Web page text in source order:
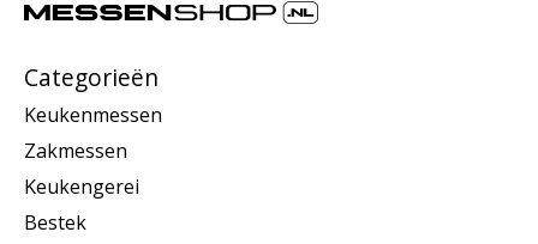
Categorieën
Keukenmessen
Zakmessen
Keukengerei
Bestek